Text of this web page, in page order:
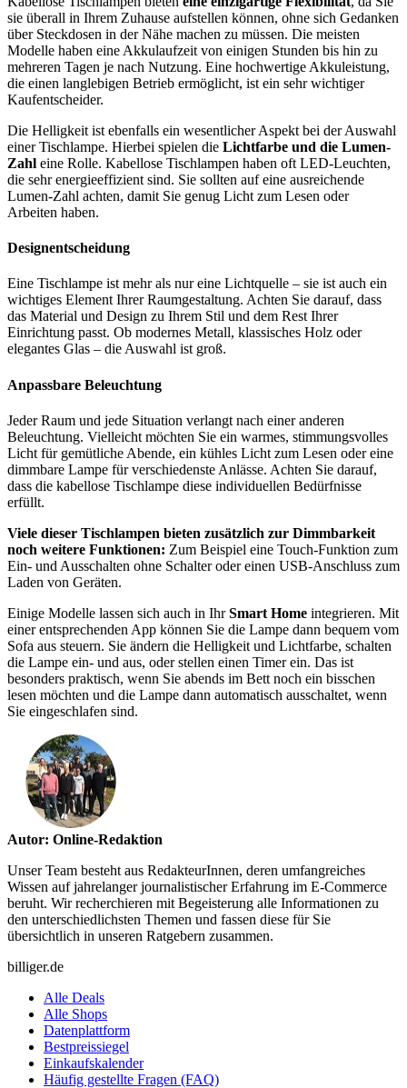
sie überall in Ihrem Zuhause aufstellen können, ohne sich Gedanken
über Steckdosen in der Nähe machen zu müssen. Die meisten
Modelle haben eine Akkulaufzeit von einigen Stunden bis hin zu
mehreren Tagen je nach Nutzung. Eine hochwertige Akkuleistung,
die einen langlebigen Betrieb ermöglicht, ist ein sehr wichtiger
Kaufentscheider.
Die Helligkeit ist ebenfalls ein wesentlicher Aspekt bei der Auswahl
einer Tischlampe. Hierbei spielen die Lichtfarbe und die Lumen-
Zahl eine Rolle. Kabellose Tischlampen haben oft LED-Leuchten,
die sehr energieeffizient sind. Sie sollten auf eine ausreichende
Lumen-Zahl achten, damit Sie genug Licht zum Lesen oder
Arbeiten haben.
Designentscheidung
Eine Tischlampe ist mehr als nur eine Lichtquelle – sie ist auch ein
wichtiges Element Ihrer Raumgestaltung. Achten Sie darauf, dass
das Material und Design zu Ihrem Stil und dem Rest Ihrer
Einrichtung passt. Ob modernes Metall, klassisches Holz oder
elegantes Glas – die Auswahl ist groß.
Anpassbare Beleuchtung
Jeder Raum und jede Situation verlangt nach einer anderen
Beleuchtung. Vielleicht möchten Sie ein warmes, stimmungsvolles
Licht für gemütliche Abende, ein kühles Licht zum Lesen oder eine
dimmbare Lampe für verschiedenste Anlässe. Achten Sie darauf,
dass die kabellose Tischlampe diese individuellen Bedürfnisse
erfüllt.
Viele dieser Tischlampen bieten zusätzlich zur Dimmbarkeit
noch weitere Funktionen: Zum Beispiel eine Touch-Funktion zum
Ein- und Ausschalten ohne Schalter oder einen USB-Anschluss zum
Laden von Geräten.
Einige Modelle lassen sich auch in IhrSmart Home integrieren. Mit
einer entsprechenden App können Sie die Lampe dann bequem vom
Sofa aus steuern. Sie ändern die Helligkeit und Lichtfarbe, schalten
die Lampe ein- und aus, oder stellen einen Timer ein. Das ist
besonders praktisch, wenn Sie abends im Bett noch ein bisschen
lesen möchten und die Lampe dann automatisch ausschaltet, wenn
Sie eingeschlafen sind.
Autor: Online-Redaktion
Unser Team besteht aus RedakteurInnen, deren umfangreiches
Wissen auf jahrelanger journalistischer Erfahrung im E-Commerce
beruht. Wir recherchieren mit Begeisterung alle Informationen zu
den unterschiedlichsten Themen und fassen diese für Sie
übersichtlich in unseren Ratgebern zusammen.
billiger.de
Alle Deals
Alle Shops
Datenplattform
Bestpreissiegel
Einkaufskalender
Häufig gestellte Fragen (FAQ)